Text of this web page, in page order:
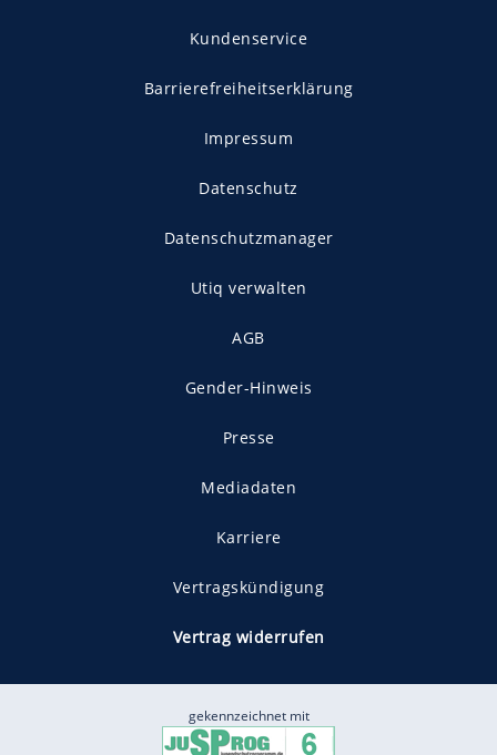
Kundenservice
Barrierefreiheitserklärung
Impressum
Datenschutz
Datenschutzmanager
Utiq verwalten
AGB
Gender-Hinweis
Presse
Mediadaten
Karriere
Vertragskündigung
Vertrag widerrufen
gekennzeichnet mit